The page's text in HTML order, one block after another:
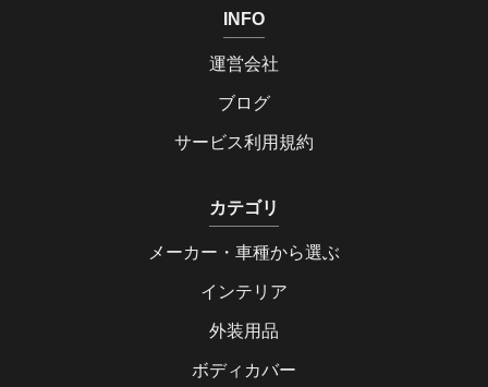
INFO
運営会社
ブログ
サービス利用規約
カテゴリ
メーカー・車種から選ぶ
インテリア
外装用品
ボディカバー